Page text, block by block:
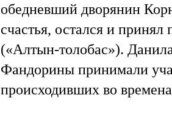
обедневший дворянин
счастья, остался и
(«Алтын-толобас»).
Фандорины принимали
происходивших во